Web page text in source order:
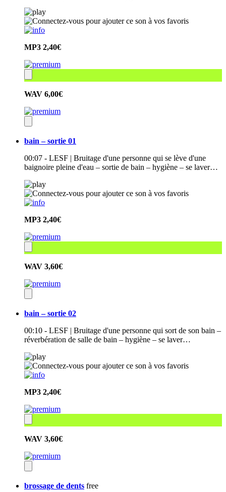
MP3 2,40€
WAV 6,00€
bain – sortie 01
00:07 - LESF | Bruitage d'une personne qui se lève d'une
baignoire pleine d'eau – sortie de bain – hygiène – se laver…
MP3 2,40€
WAV 3,60€
bain – sortie 02
00:10 - LESF | Bruitage d'une personne qui sort de son bain –
réverbération de salle de bain – hygiène – se laver…
MP3 2,40€
WAV 3,60€
brossage de dents free